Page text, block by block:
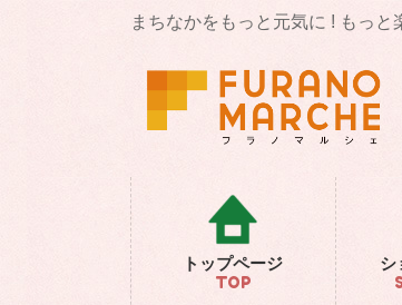
まちなかをもっと元気に ! もっ
トップページ
TOP
シ